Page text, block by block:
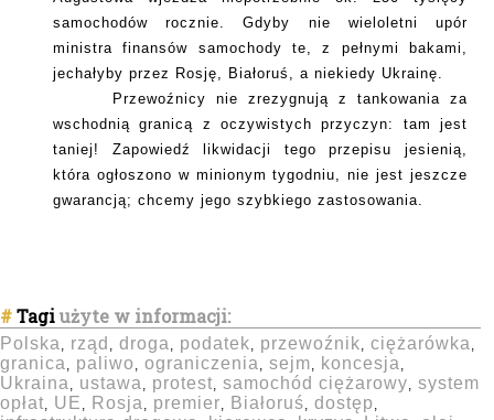
samochodów rocznie. Gdyby nie wieloletni upór
ministra finansów samochody te, z pełnymi bakami,
jechałyby przez Rosję, Białoruś, a niekiedy Ukrainę.
Przewoźnicy nie zrezygnują z tankowania za
wschodnią granicą z oczywistych przyczyn: tam jest
taniej! Zapowiedź likwidacji tego przepisu jesienią,
która ogłoszono w minionym tygodniu, nie jest jeszcze
gwarancją; chcemy jego szybkiego zastosowania.
#Tagiużyte w informacji:
Polska , rząd , droga , podatek, przewoźnik, ciężarówka ,
granica , paliwo , ograniczenia , sejm, koncesja ,
Ukraina , ustawa , protest, samochód ciężarowy, system
opłat, UE , Rosja , premier, Białoruś, dostęp ,